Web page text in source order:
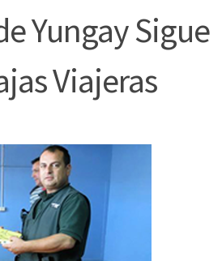
Yungay Sigue
Viajeras